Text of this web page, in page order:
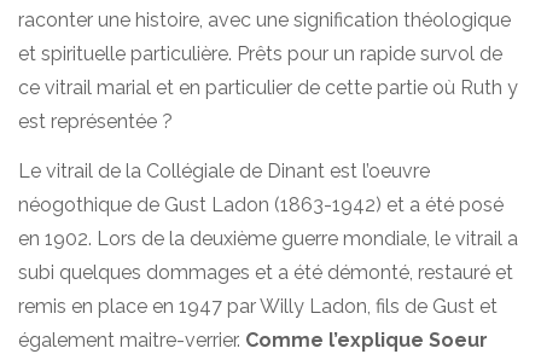
raconter une histoire, avec une signification théologique
et spirituelle particulière. Prêts pour un rapide survol de
ce vitrail marial et en particulier de cette partie où Ruth y
est représentée ?
Le vitrail de la Collégiale de Dinant est l’oeuvre
néogothique de Gust Ladon (1863-1942) et a été posé
en 1902. Lors de la deuxième guerre mondiale, le vitrail a
subi quelques dommages et a été démonté, restauré et
remis en place en 1947 par Willy Ladon, fils de Gust et
également maitre-verrier. Comme l’explique Soeur